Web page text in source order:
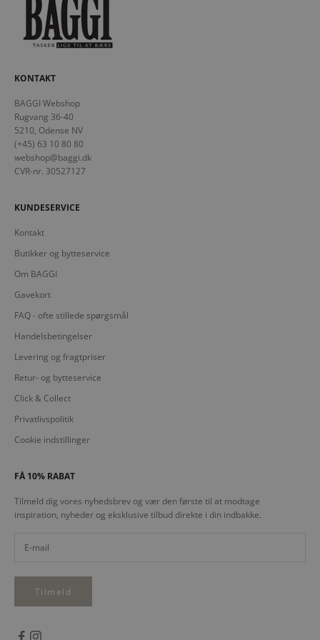
KONTAKT
BAGGI Webshop
Rugvang 36-40
5210, Odense NV
(+45) 63 10 80 80
webshop@baggi.dk
CVR-nr. 30527127
KUNDESERVICE
Kontakt
Butikker og bytteservice
Om BAGGI
Gavekort
FAQ - ofte stillede spørgsmål
Handelsbetingelser
Levering og fragtpriser
Retur- og bytteservice
Click & Collect
Privatlivspolitik
Cookie indstillinger
FÅ 10% RABAT
Tilmeld dig vores nyhedsbrev og vær den første til at modtage
inspiration, nyheder og eksklusive tilbud direkte i din indbakke.
Tilmeld